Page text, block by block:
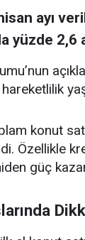
nisan ayı
yüzde 2,6
konut
Özellikle
güç